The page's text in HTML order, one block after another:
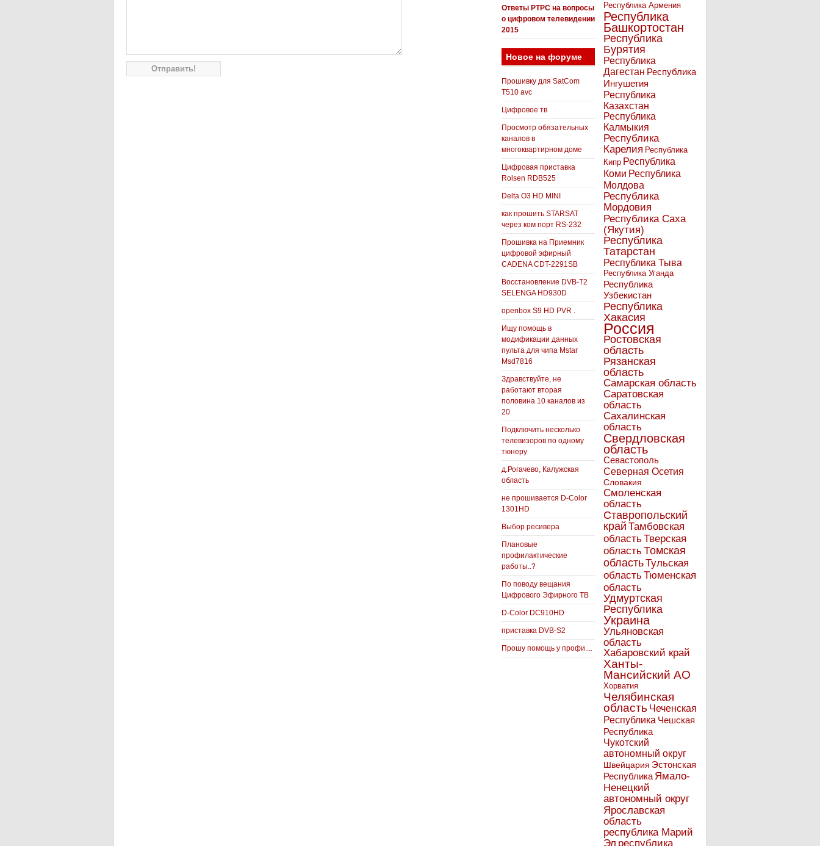
Ответы РТРС на вопросы
о цифровом телевидении
2015
Новое на форуме
Прошивку для SatCom
T510 avc
Цифровое тв
Просмотр обязательных
каналов в
многоквартирном доме
Цифровая приставка
Rolsen RDB525
Delta O3 HD MINI
как прошить STARSAT
через ком порт RS-232
Прошивка на Приемник
цифровой эфирный
CADENA CDT-2291SB
Восстановление DVB-T2
SELENGA HD930D
openbox S9 HD PVR .
Ищу помощь в
модификации данных
пульта для чипа Mstar
Msd7816
Здравствуйте, не
работают вторая
половина 10 каналов из
20
Подключить несколько
телевизоров по одному
тюнеру
д.Рогачево, Калужская
область
не прошивается D-Color
1301HD
Выбор ресивера
Плановые
профилактические
работы..?
По поводу вещания
Цифрового Эфирного ТВ
D-Color DC910HD
приставка DVB-S2
Прошу помощь у профи....
Республика Армения
Республика
Башкортостан
Республика
Бурятия
Республика
Дагестан Республика
Ингушетия
Республика
Казахстан
Республика
Калмыкия
Республика
Карелия Республика
Кипр Республика
Коми Республика
Молдова
Республика
Мордовия
Республика Саха
(Якутия)
Республика
Татарстан
Республика Тыва
Республика Уганда
Республика
Узбекистан
Республика
Хакасия
Россия
Ростовская
область
Рязанская
область
Самарская область
Саратовская
область
Сахалинская
область
Свердловская
область
Севастополь
Северная Осетия
Словакия
Смоленская
область
Ставропольский
край Тамбовская
областьТверская
областьТомская
областьТульская
областьТюменская
область
Удмуртская
Республика
Украина
Ульяновская
область
Хабаровский край
Ханты-
Мансийский АО
Хорватия
Челябинская
область Чеченская
Республика Чешская
Республика
Чукотский
автономный округ
Швейцария Эстонская
Республика Ямало-
Ненецкий
автономный округ
Ярославская
область
республика Марий
Эл республика